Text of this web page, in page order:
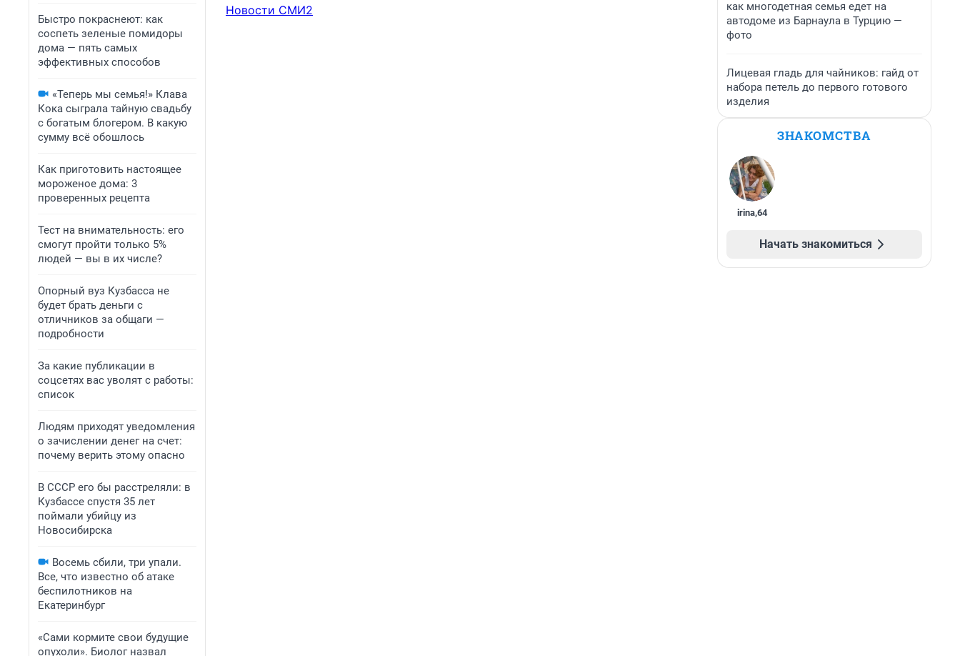
Быстро покраснеют: как
соспеть зеленые помидоры
дома — пять самых
эффективных способов
«Теперь мы семья!» Клава
Кока сыграла тайную свадьбу
с богатым блогером. В какую
сумму всё обошлось
Как приготовить настоящее
мороженое дома: 3
проверенных рецепта
Тест на внимательность: его
смогут пройти только 5%
людей — вы в их числе?
Опорный вуз Кузбасса не
будет брать деньги с
отличников за общаги —
подробности
За какие публикации в
соцсетях вас уволят с работы:
список
Людям приходят уведомления
о зачислении денег на счет:
почему верить этому опасно
В СССР его бы расстреляли: в
Кузбассе спустя 35 лет
поймали убийцу из
Новосибирска
Восемь сбили, три упали.
Все, что известно об атаке
беспилотников на
Екатеринбург
«Сами кормите свои будущие
опухоли». Биолог назвал
Новости СМИ2
как многодетная семья едет на
автодоме из Барнаула в Турцию —
фото
Лицевая гладь для чайников: гайд от
набора петель до первого готового
изделия
ЗНАКОМСТВА
irina,64
Начать знакомиться